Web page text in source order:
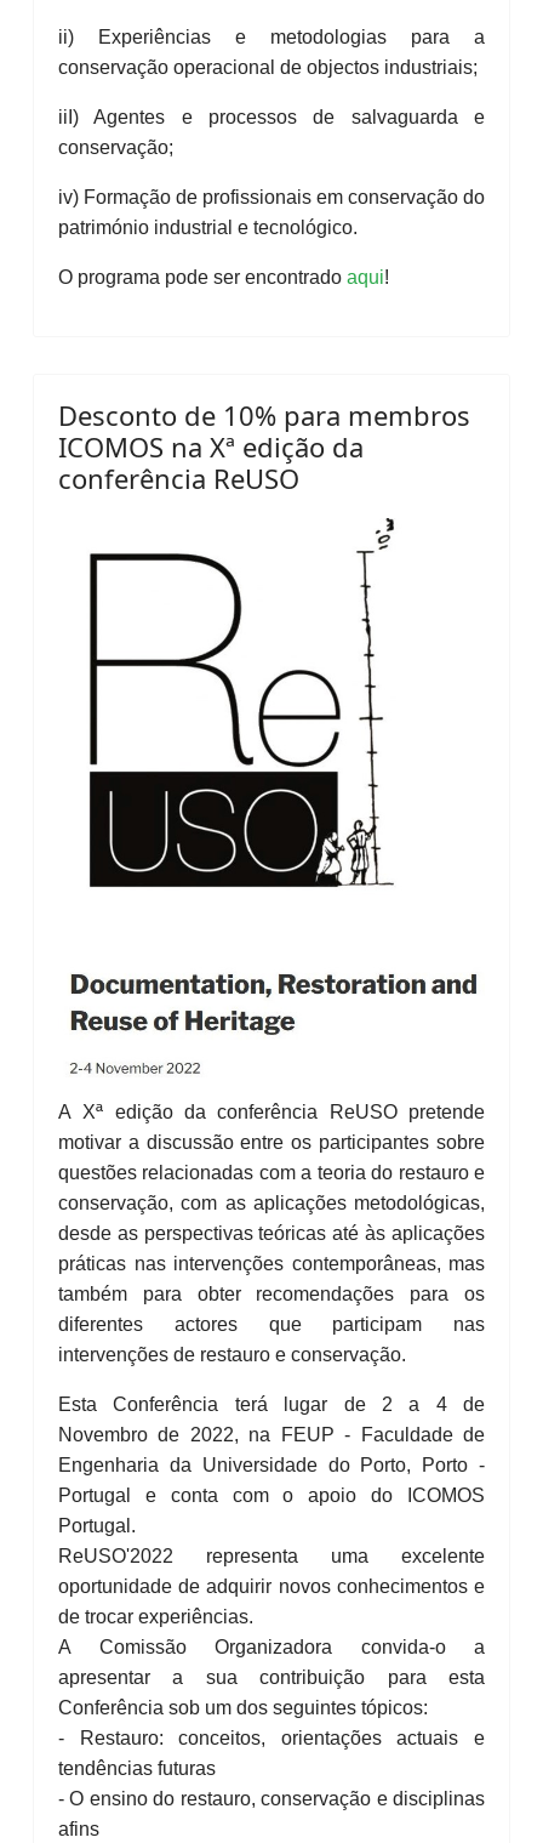
ii) Experiências e metodologias para a
conservação operacional de objectos industriais;
iiI) Agentes e processos de salvaguarda e
conservação;
iv) Formação de profissionais em conservação do
património industrial e tecnológico.
O programa pode ser encontrado aqui!
Desconto de 10% para membros
ICOMOS na Xª edição da
conferência ReUSO
A Xª edição da conferência ReUSO pretende
motivar a discussão entre os participantes sobre
questões relacionadas com a teoria do restauro e
conservação, com as aplicações metodológicas,
desde as perspectivas teóricas até às aplicações
práticas nas intervenções contemporâneas, mas
também para obter recomendações para os
diferentes actores que participam nas
intervenções de restauro e conservação.
Esta Conferência terá lugar de 2 a 4 de
Novembro de 2022, na FEUP - Faculdade de
Engenharia da Universidade do Porto, Porto -
Portugal e conta com o apoio do ICOMOS
Portugal.
ReUSO'2022 representa uma excelente
oportunidade de adquirir novos conhecimentos e
de trocar experiências.
A Comissão Organizadora convida-o a
apresentar a sua contribuição para esta
Conferência sob um dos seguintes tópicos:
- Restauro: conceitos, orientações actuais e
tendências futuras
- O ensino do restauro, conservação e disciplinas
afins